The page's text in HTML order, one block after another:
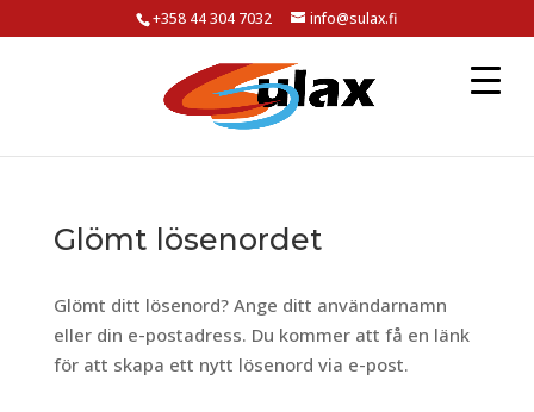
+358 44 304 7032 info@sulax.fi
Glömt lösenordet
Glömt ditt lösenord? Ange ditt användarnamn
eller din e-postadress. Du kommer att få en länk
för att skapa ett nytt lösenord via e-post.